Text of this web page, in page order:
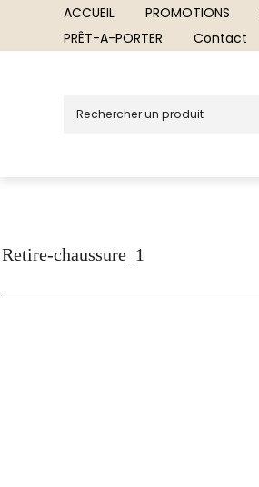
ACCUEIL PROMOTIONS
PRÊT-A-PORTER
Contact
Retire-chaussure_1